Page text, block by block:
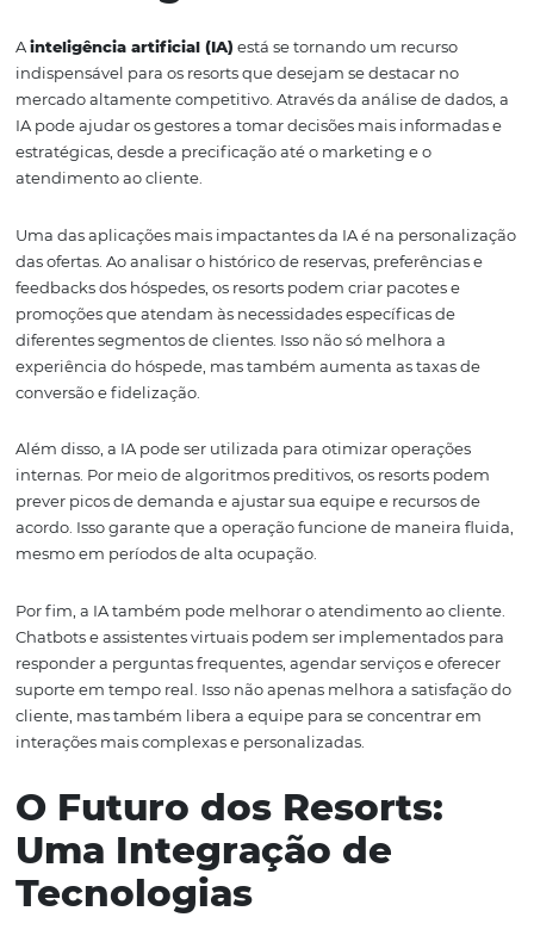
Além disso, as tarifas dinâmicas podem ser combinadas
uso de tecnologia de inteligência artificial para prever
tendências e comportamentos de consumo. Essa
permite que os resorts ajustem suas tarifas de forma
assertiva, aumentando suas chances de vender mais
Outro aspecto a ser considerado é a transparência com
hóspedes. Embora as tarifas dinâmicas possam gerar
quando bem comunicadas, podem ser vistas como uma
oportunidade para os hóspedes encontrarem ofertas
vantajosas. Essa comunicação clara e eficaz é essencial
Inteligência Artificial:
Transformando
em Decisões
Estratégicas
A inteligência artificial (IA)
está se tornando um
mercado altamente competitivo. Através da análise de
IA pode ajudar os gestores a tomar decisões mais
estratégicas, desde a precificação até o marketing e o
atendimento ao cliente.